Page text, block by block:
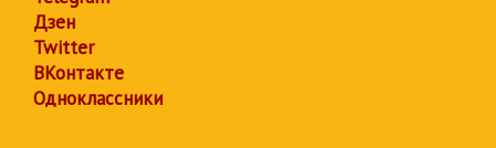
Дзен
Twitter
ВКонтакте
Одноклассники